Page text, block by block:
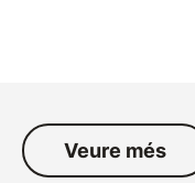
Veure més